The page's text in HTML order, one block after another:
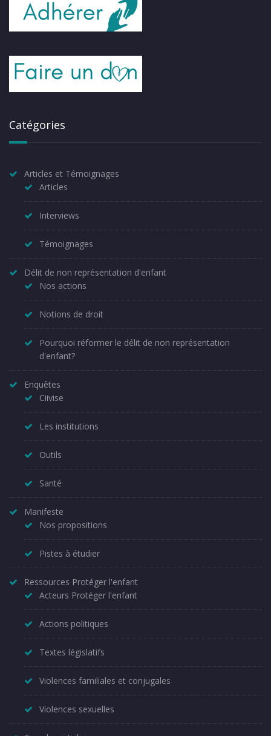
Catégories
Articles et Témoignages
Articles
Interviews
Témoignages
Délit de non représentation d'enfant
Nos actions
Notions de droit
Pourquoi réformer le délit de non représentation
d'enfant?
Enquêtes
Ciivise
Les institutions
Outils
Santé
Manifeste
Nos propositions
Pistes à étudier
Ressources Protéger l'enfant
Acteurs Protéger l'enfant
Actions politiques
Textes législatifs
Violences familiales et conjugales
Violences sexuelles